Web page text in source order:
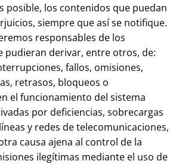
posible, los contenidos que puedan
siempre que así se notifique.
responsables de los
pudieran derivar, entre otros, de:
fallos, omisiones,
retrasos, bloqueos o
el funcionamiento del sistema
por deficiencias, sobrecargas
y redes de telecomunicaciones,
causa ajena al control de la
ilegítimas mediante el uso de